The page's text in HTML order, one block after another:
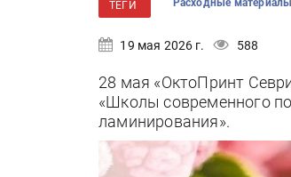
ТЕГИ Расходные материалы
19 мая 2026 г. 588
28 мая «ОктоПринт
«Школы современного
ламинирования».